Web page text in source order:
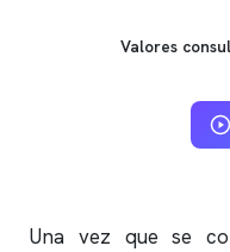
Valores
Una vez que se